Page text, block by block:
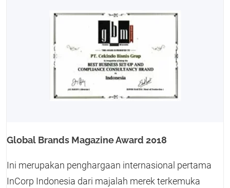
Global Brands Magazine Award 2018
Ini merupakan penghargaan internasional pertama
InCorp Indonesia dari majalah merek terkemuka